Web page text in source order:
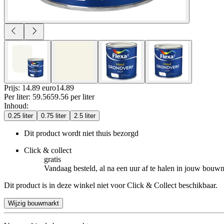
Prijs: 14.89 euro14.89
Per liter: 59.5659.56 per liter
Inhoud:
0.25 liter 0.75 liter 2.5 liter
Dit product wordt niet thuis bezorgd
Click & collect
gratis
Vandaag besteld, al na een uur af te halen in jouw
Dit product is in deze winkel niet voor Click & Collect beschikbaar.
Wijzig bouwmarkt